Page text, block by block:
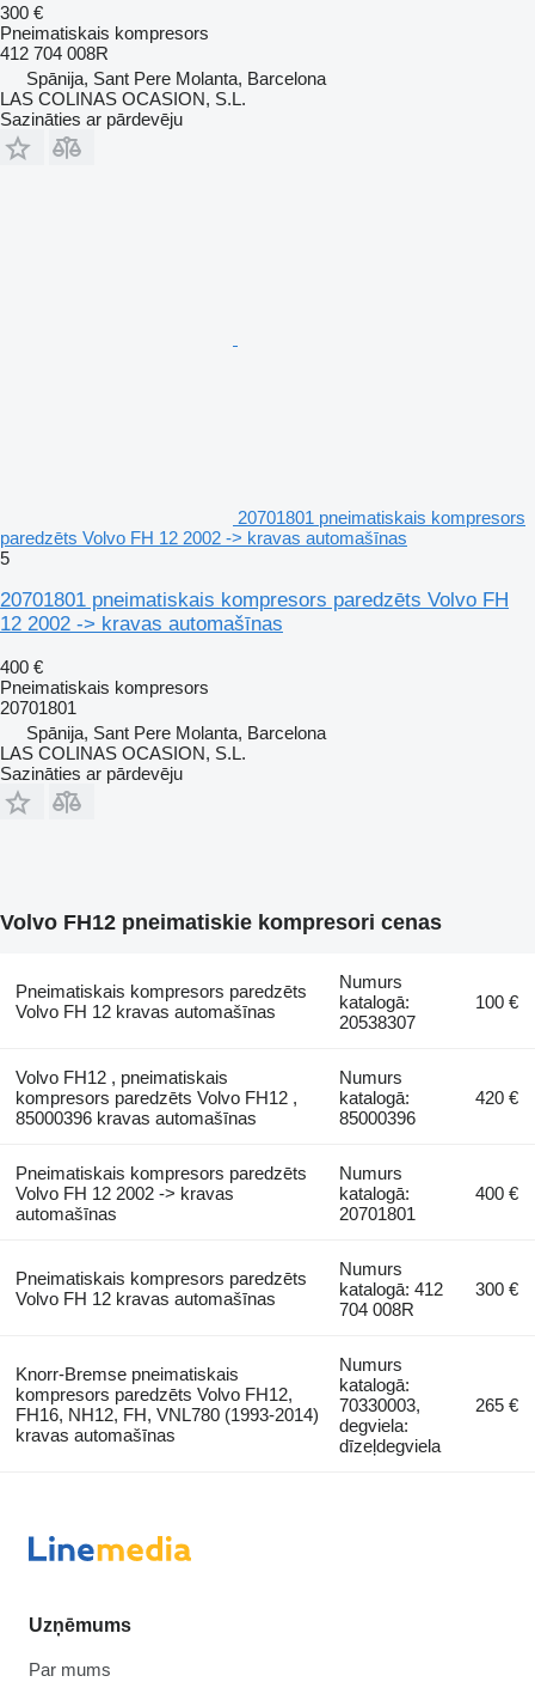
300 €
Pneimatiskais kompresors
412 704 008R
Spānija, Sant Pere Molanta, Barcelona
LAS COLINAS OCASION, S.L.
Sazināties ar pārdevēju
20701801 pneimatiskais kompresors
paredzēts Volvo FH 12 2002 -> kravas automašīnas
5
20701801 pneimatiskais kompresors paredzēts Volvo FH
12 2002 -> kravas automašīnas
400 €
Pneimatiskais kompresors
20701801
Spānija, Sant Pere Molanta, Barcelona
LAS COLINAS OCASION, S.L.
Sazināties ar pārdevēju
Volvo FH12 pneimatiskie kompresori cenas
Pneimatiskais kompresors paredzēts
Volvo FH 12 kravas automašīnas
Numurs
katalogā:
20538307
100 €
Volvo FH12 , pneimatiskais
kompresors paredzēts Volvo FH12 ,
85000396 kravas automašīnas
Numurs
katalogā:
85000396
420 €
Pneimatiskais kompresors paredzēts
Volvo FH 12 2002 -> kravas
automašīnas
Numurs
katalogā:
20701801
400 €
Pneimatiskais kompresors paredzēts
Volvo FH 12 kravas automašīnas
Numurs
katalogā: 412
704 008R
300 €
Knorr-Bremse pneimatiskais
kompresors paredzēts Volvo FH12,
FH16, NH12, FH, VNL780 (1993-2014)
kravas automašīnas
Numurs
katalogā:
70330003,
degviela:
dīzeļdegviela
265 €
Uzņēmums
Par mums